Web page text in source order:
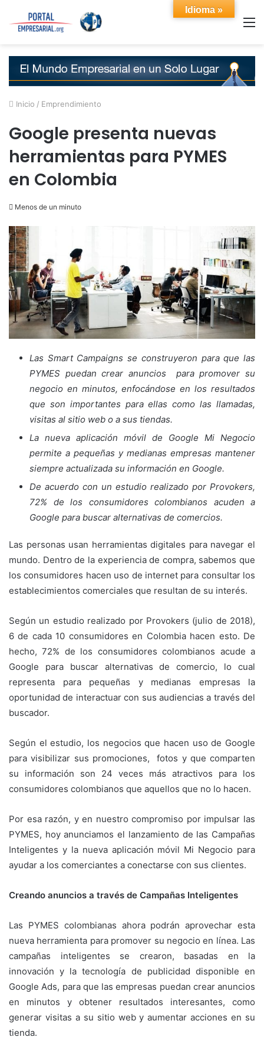
Inicio / Emprendimiento
Google presenta nuevas
herramientas para PYMES
en Colombia
Menos de un minuto
Las Smart Campaigns se construyeron para que las
PYMES puedan crear anuncios para promover su
negocio en minutos, enfocándose en los resultados
que son importantes para ellas como las llamadas,
visitas al sitio web o a sus tiendas.
La nueva aplicación móvil de Google Mi Negocio
permite a pequeñas y medianas empresas mantener
siempre actualizada su información en Google.
De acuerdo con un estudio realizado por Provokers,
72% de los consumidores colombianos acuden a
Google para buscar alternativas de comercios.
Las personas usan herramientas digitales para navegar el
mundo. Dentro de la experiencia de compra, sabemos que
los consumidores hacen uso de internet para consultar los
establecimientos comerciales que resultan de su interés.
Según un estudio realizado por Provokers (julio de 2018),
6 de cada 10 consumidores en Colombia hacen esto. De
hecho, 72% de los consumidores colombianos acude a
Google para buscar alternativas de comercio, lo cual
representa para pequeñas y medianas empresas la
oportunidad de interactuar con sus audiencias a través del
buscador.
Según el estudio, los negocios que hacen uso de Google
para visibilizar sus promociones, fotos y que comparten
su información son 24 veces más atractivos para los
consumidores colombianos que aquellos que no lo hacen.
Por esa razón, y en nuestro compromiso por impulsar las
PYMES, hoy anunciamos el lanzamiento de las Campañas
Inteligentes y la nueva aplicación móvil Mi Negocio para
ayudar a los comerciantes a conectarse con sus clientes.
Creando anuncios a través de Campañas Inteligentes
Las PYMES colombianas ahora podrán aprovechar esta
nueva herramienta para promover su negocio en línea. Las
campañas inteligentes se crearon, basadas en la
innovación y la tecnología de publicidad disponible en
Google Ads, para que las empresas puedan crear anuncios
en minutos y obtener resultados interesantes, como
generar visitas a su sitio web y aumentar acciones en su
tienda.
Idioma »